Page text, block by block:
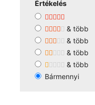
Értékelés
& több
& több
& több
& több
Bármennyi